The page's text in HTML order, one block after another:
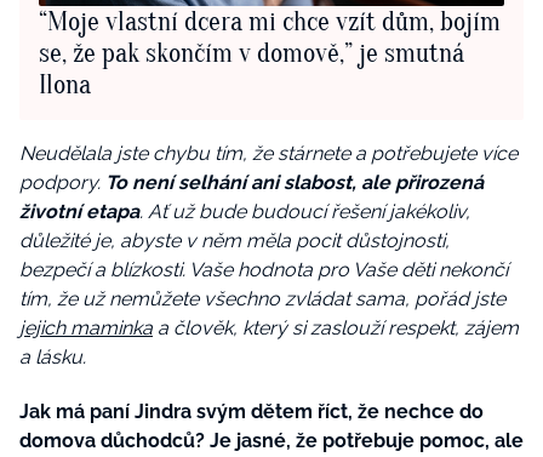
“Moje vlastní dcera mi chce vzít dům, bojím
se, že pak skončím v domově,” je smutná
Ilona
Neudělala jste chybu tím, že stárnete a potřebujete více
podpory. To není selhání ani slabost, ale přirozená
životní etapa. Ať už bude budoucí řešení jakékoliv,
důležité je, abyste v něm měla pocit důstojnosti,
bezpečí a blízkosti. Vaše hodnota pro Vaše děti nekončí
tím, že už nemůžete všechno zvládat sama, pořád jste
jejich maminka a člověk, který si zaslouží respekt, zájem
a lásku.
Jak má paní Jindra svým dětem říct, že nechce do
domova důchodců? Je jasné, že potřebuje pomoc, ale